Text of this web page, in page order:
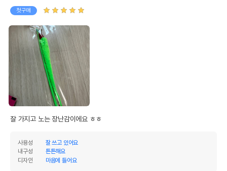
첫구매
잘 가지고 노는 장난감이에요 ㅎㅎ
사용성
잘 쓰고 있어요
내구성
튼튼해요
디자인
마음에 들어요